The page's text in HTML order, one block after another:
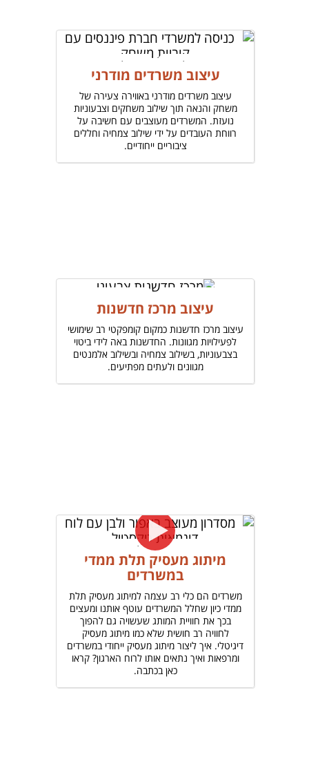
עיצוב משרדים מודרני
עיצוב משרדים מודרני באווירה צעירה של
משחק והנאה תוך שילוב משחקים וצבעוניות
נועזת. המשרדים מעוצבים עם חשיבה על
רווחת העובדים על ידי שילוב צמחיה וחללים
ציבוריים ייחודיים.
עיצוב מרכז חדשנות
עיצוב מרכז חדשנות כמקום קומפקטי רב שימושי
לפעילויות מגוונות. החדשנות באה לידי ביטוי
בצבעוניות, בשילוב צמחיה ובשילוב אלמנטים
מגוונים ולעתים מפתיעים.
מיתוג מעסיק תלת ממדי
במשרדים
משרדים הם כלי רב עצמה למיתוג מעסיק תלת
ממדי כיון שחלל המשרדים עוטף אותנו ומעצים
בכך את חוויית המותג שעשויה גם להפוך
לחוויה רב חושית שלא כמו מיתוג מעסיק
דיגיטלי. איך ליצור מיתוג מעסיק ייחודי במשרדים
ומרפאות ואיך נתאים אותו לרוח הארגון? קראו
כאן בכתבה.